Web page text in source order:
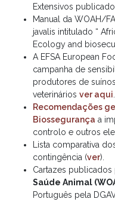
Extensivos
Manual da WOAH/
javalis intitulado “
Ecology and
A EFSA European
campanha de
produtores de
veterinários ver aqui
Recomendações
Biossegurança a
controlo e outros
Lista comparativa
contingência (ver).
Cartazes publicados
Saúde Animal
Português pela